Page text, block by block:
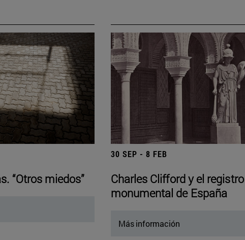
“Otros miedos”
30 SEP - 8 FEB
Charles Clifford y el registro
monumental de España
Más información